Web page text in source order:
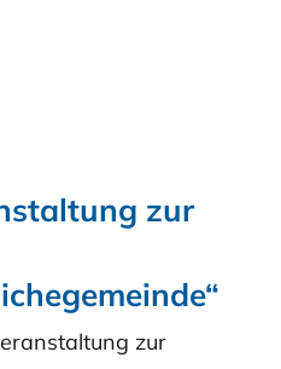
zur
zur